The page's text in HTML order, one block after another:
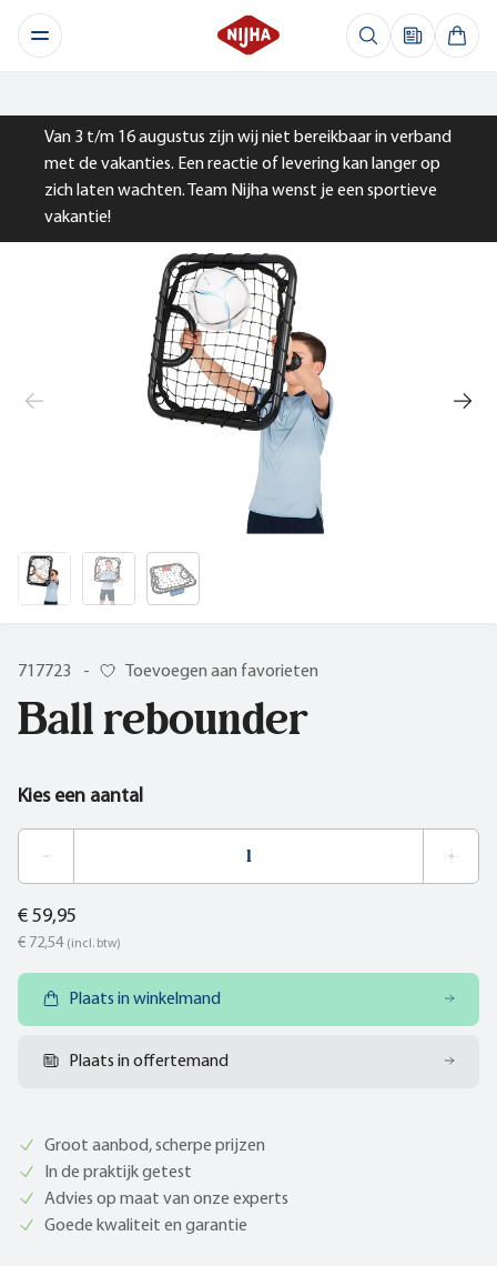
Van 3 t/m 16 augustus zijn wij niet bereikbaar in verband
met de vakanties. Een reactie of levering kan langer op
zich laten wachten. Team Nijha wenst je een sportieve
vakantie!
717723 - Toevoegen aan favorieten
Ball rebounder
Kies een aantal
€ 59,95
€ 72,54 (incl. btw)
Plaats in winkelmand
Plaats in offertemand
Groot aanbod, scherpe prijzen
In de praktijk getest
Advies op maat van onze experts
Goede kwaliteit en garantie